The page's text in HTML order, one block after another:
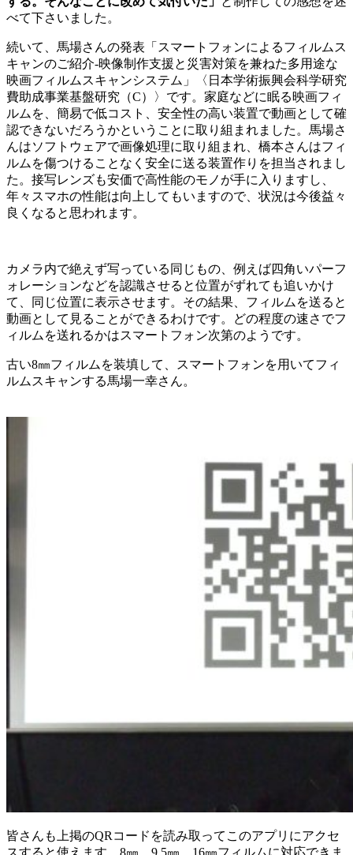
べて下さいました。
続いて、馬場さんの発表「スマートフォンによるフィルムス
キャンのご紹介-映像制作支援と災害対策を兼ねた多用途な
映画フィルムスキャンシステム」〈日本学術振興会科学研究
費助成事業基盤研究（C）〉です。家庭などに眠る映画フィ
ルムを、簡易で低コスト、安全性の高い装置で動画として確
認できないだろうかということに取り組まれました。馬場さ
んはソフトウェアで画像処理に取り組まれ、橋本さんはフィ
ルムを傷つけることなく安全に送る装置作りを担当されまし
た。接写レンズも安価で高性能のモノが手に入りますし、
年々スマホの性能は向上してもいますので、状況は今後益々
良くなると思われます。
カメラ内で絶えず写っている同じもの、例えば四角いパーフ
ォレーションなどを認識させると位置がずれても追いかけ
て、同じ位置に表示させます。その結果、フィルムを送ると
動画として見ることができるわけです。どの程度の速さでフ
ィルムを送れるかはスマートフォン次第のようです。
古い8㎜フィルムを装填して、スマートフォンを用いてフィ
ルムスキャンする馬場一幸さん。
皆さんも上掲のQRコードを読み取ってこのアプリにアクセ